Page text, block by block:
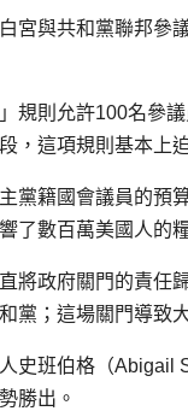
宮與共和黨聯邦參
」規則允許100名參
，這項規則基本上
黨籍國會議員的預
了數百萬美國人的
將政府關門的責任
黨；這場關門導致
史班伯格（Abigail
勝出。